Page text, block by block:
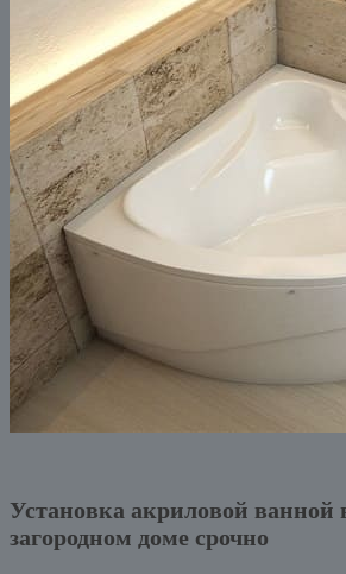
Установка акриловой ванной
загородном доме срочно